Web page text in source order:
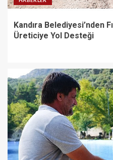
Kandıra Belediyesi’nden
Üreticiye Yol Desteği